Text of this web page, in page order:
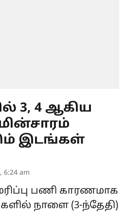
3, 4 ஆகிய
இடங்கள்
6:24 am
பணி காரணமாக
நாளை (3-ந்தேதி)